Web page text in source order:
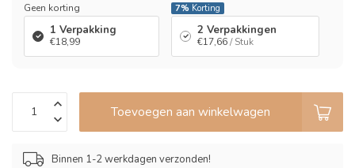
Geen korting
1 Verpakking
€18,99
7% Korting
2 Verpakkingen
€17,66/ Stuk
Toevoegen aan winkelwagen
Binnen 1-2 werkdagen verzonden!